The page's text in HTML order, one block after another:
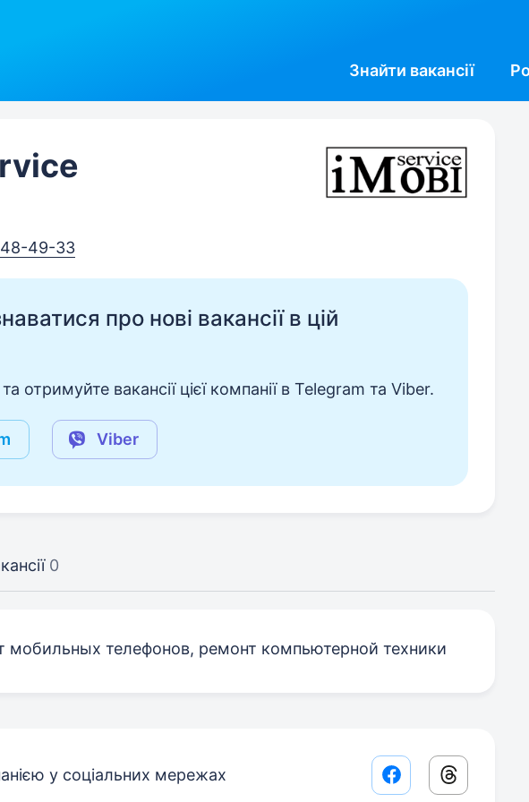
Знайти вакансії
49-33
про нові вакансії в цій
отримуйте вакансії цієї компанії в Telegram та Viber.
Viber
0
мобильных телефонов, ремонт компьютерной техники
у соціальних мережах Facebook share
Threads